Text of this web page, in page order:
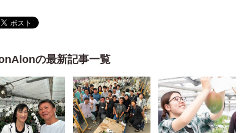
の最新記事一覧
式会社石毛企画 石毛宏典 美術家 中津川浩章